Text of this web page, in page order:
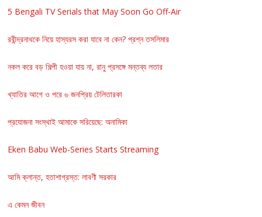
5 Bengali TV Serials that May Soon Go Off-Air
রবীন্দ্রনাথকে নিয়ে হাস্যরস করা যাবে না কেন? প্রশ্ন তসলিমার
নকল করে বড় শিল্পী হওয়া যায় না, রানু প্রসঙ্গে মন্তব্য লতার
খ্যাতির আগে ও পরে ৬ জনপ্রিয় টেলিতারকা
প্রযোজনা সংস্থাই আমাকে সরিয়েছে: অনামিকা
Eken Babu Web-Series Starts Streaming
আমি ক্লান্ত, হতাশাগ্রস্ত: লাবণী সরকার
এ কেমন জীবন